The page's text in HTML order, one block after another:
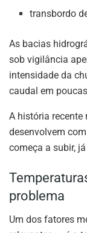
transbordo
As bacias
sob vigilância
intensidade da
caudal em
A história recente
desenvolvem
começa a subir,
problema
Um dos fatores